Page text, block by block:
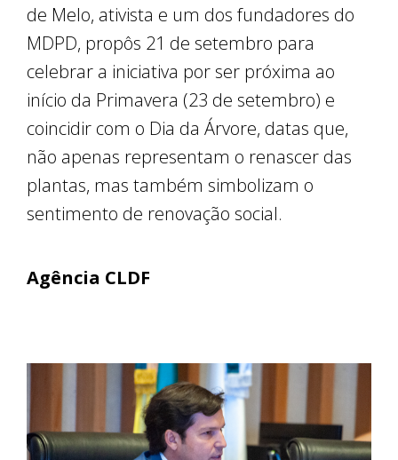
de Melo, ativista e um dos fundadores do
MDPD, propôs 21 de setembro para
celebrar a iniciativa por ser próxima ao
início da Primavera (23 de setembro) e
coincidir com o Dia da Árvore, datas que,
não apenas representam o renascer das
plantas, mas também simbolizam o
sentimento de renovação social.
Agência CLDF